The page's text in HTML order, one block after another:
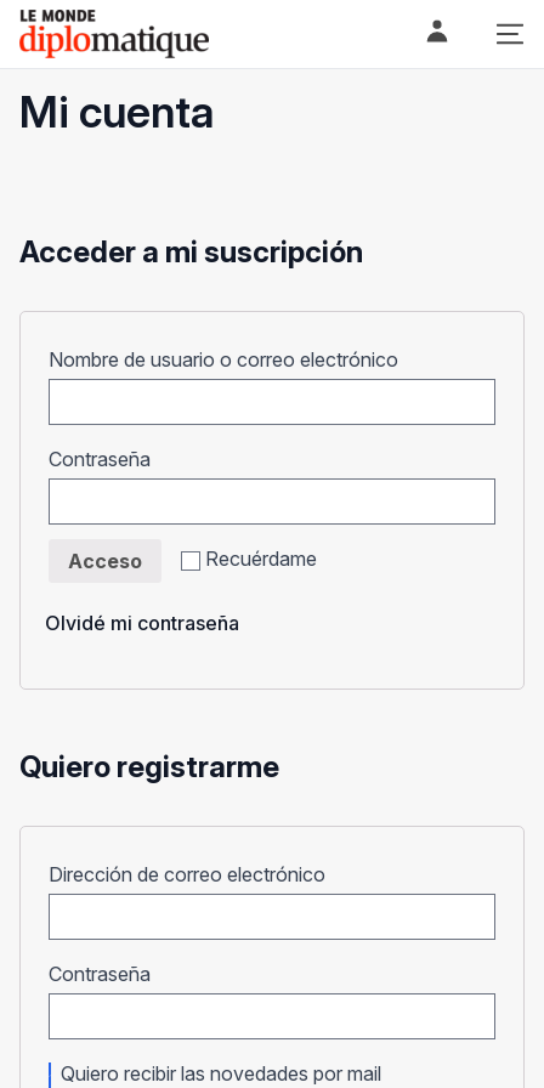
Skip
content
Le monde diplomatique
Mi cuenta
Acceder a mi suscripción
Nombre de usuario o correo electrónico
Contraseña
Recuérdame
Acceso
Olvidé mi contraseña
Quiero registrarme
Dirección de correo electrónico
Contraseña
Quiero recibir las novedades por mail